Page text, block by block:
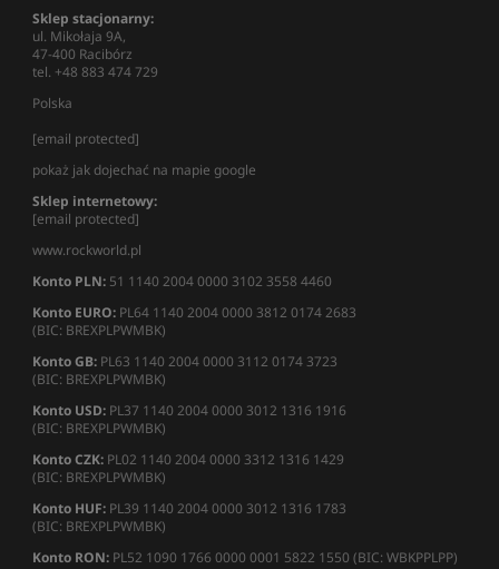
Sklep stacjonarny:
ul. Mikołaja 9A,
47-400 Racibórz
tel. +48 883 474 729
Polska
[email protected]
pokaż jak dojechać na mapie google
Sklep internetowy:
[email protected]
www.rockworld.pl
Konto PLN: 51 1140 2004 0000 3102 3558 4460
Konto EURO: PL64 1140 2004 0000 3812 0174 2683
(BIC: BREXPLPWMBK)
Konto GB: PL63 1140 2004 0000 3112 0174 3723
(BIC: BREXPLPWMBK)
Konto USD: PL37 1140 2004 0000 3012 1316 1916
(BIC: BREXPLPWMBK)
Konto CZK: PL02 1140 2004 0000 3312 1316 1429
(BIC: BREXPLPWMBK)
Konto HUF: PL39 1140 2004 0000 3012 1316 1783
(BIC: BREXPLPWMBK)
Konto RON: PL52 1090 1766 0000 0001 5822 1550 (BIC: WBKPPLPP)